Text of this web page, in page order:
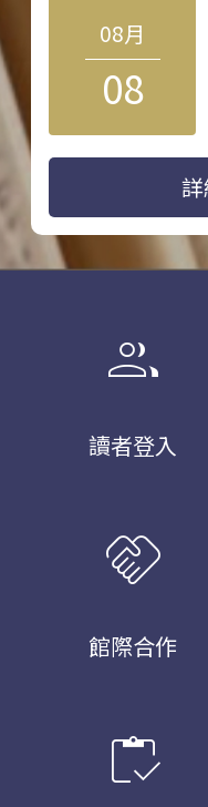
08月
08
group
讀者登入
handshake
館際合作
inventory